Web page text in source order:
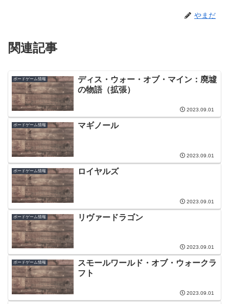
やまだ
関連記事
ボードゲーム情報
ディス・ウォー・オブ・マイン：廃墟
の物語（拡張）
2023.09.01
ボードゲーム情報 マギノール
2023.09.01
ボードゲーム情報 ロイヤルズ
2023.09.01
ボードゲーム情報 リヴァードラゴン
2023.09.01
ボードゲーム情報
スモールワールド・オブ・ウォークラ
フト
2023.09.01